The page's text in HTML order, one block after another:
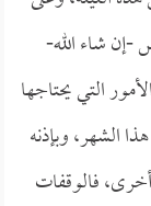
إن شاء الله-
التي يحتاجها
الشهر، وبإذنه
فالوقفات